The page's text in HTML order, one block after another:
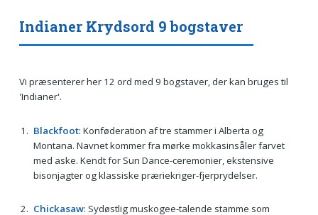
Indianer Krydsord 9 bogstaver
Vi præsenterer her 12 ord med 9 bogstaver, der kan bruges til
'Indianer'.
Blackfoot: Konføderation af tre stammer i Alberta og
Montana. Navnet kommer fra mørke mokkasinsåler farvet
med aske. Kendt for Sun Dance-ceremonier, ekstensive
bisonjagter og klassiske præriekriger-fjerprydelser.
Chickasaw: Sydøstlig muskogee-talende stamme som